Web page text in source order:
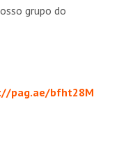
grupo do
pag.ae/bfht28M